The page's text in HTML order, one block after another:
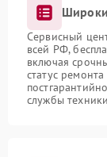
Сервисный
всей РФ,
включая
статус
службы техники